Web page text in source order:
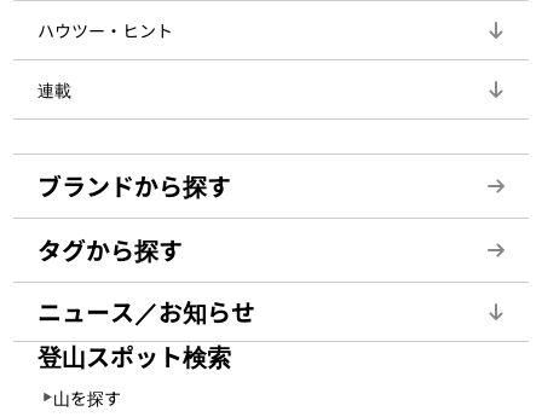
ハウツー・ヒント
連載
ブランドから探す
タグから探す
ニュース／お知らせ
登山スポット検索
山を探す